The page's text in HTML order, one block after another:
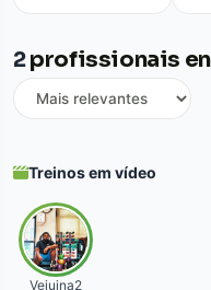
2profissionais
Treinos em vídeo
Veiuina2